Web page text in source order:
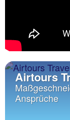
Airtours
Ansprüche